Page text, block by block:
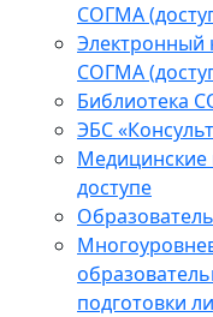
СОГМА
Электронный
СОГМА
Библиотека
ЭБС
Медицинские
доступе
подготовки